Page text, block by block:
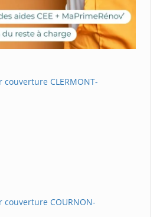
CLERMONT-
COURNON-